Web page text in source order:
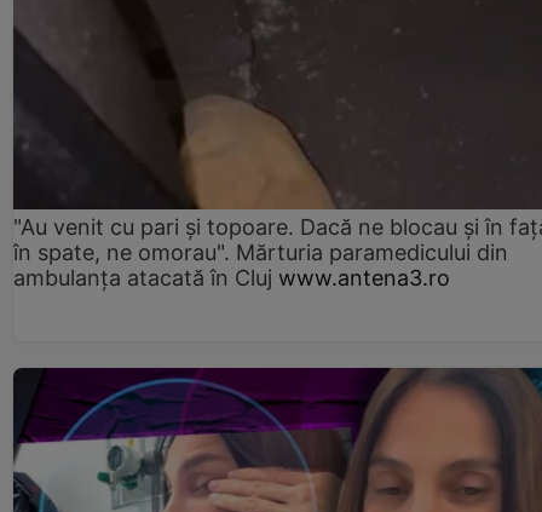
"Au venit cu pari și topoare. Dacă ne blocau şi în
în spate, ne omorau". Mărturia paramedicului din
ambulanţa atacată în Cluj www.antena3.ro